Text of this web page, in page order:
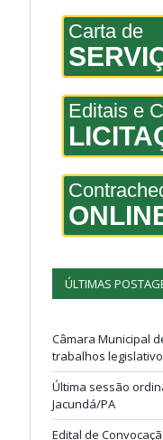
Carta de
Editais e
ÚLTIMAS
Câmara Municipal
trabalhos
Última sessão
Jacundá/PA
Edital de